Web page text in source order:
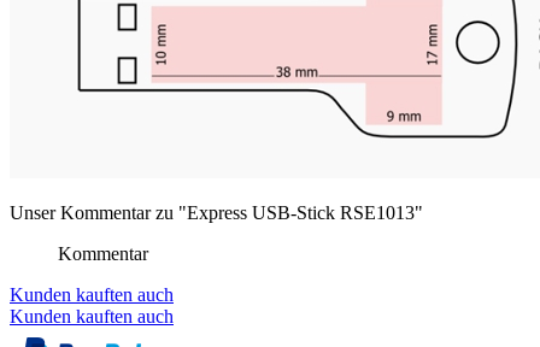
Unser Kommentar zu "Express USB-Stick RSE1013"
Kommentar
Kunden kauften auch
Kunden kauften auch